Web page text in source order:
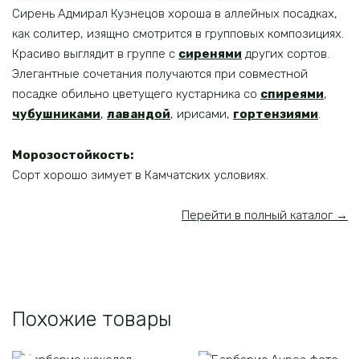
Сирень Адмирал Кузнецов хороша в аллейных посадках,
как солитер, изящно смотрится в групповых композициях.
Красиво выглядит в группе с сиренями других сортов.
Элегантные сочетания получаются при совместной
посадке обильно цветущего кустарника со спиреями,
чубушниками, лавандой, ирисами, гортензиями.
Морозостойкость:
Сорт хорошо зимует в Камчатских условиях.
Перейти в полный каталог →
Похожие товары